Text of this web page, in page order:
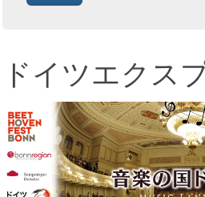
ドイツエクス